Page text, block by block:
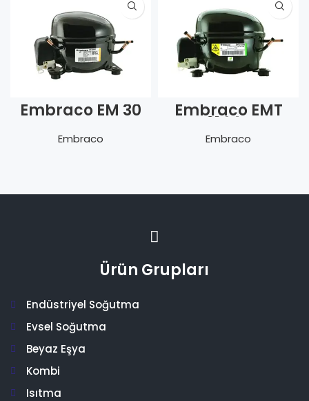
Embraco EM 30
Embraco
Embraco EMT
6144 Z
Embraco
Ürün Grupları
Endüstriyel Soğutma
Evsel Soğutma
Beyaz Eşya
Kombi
Isıtma